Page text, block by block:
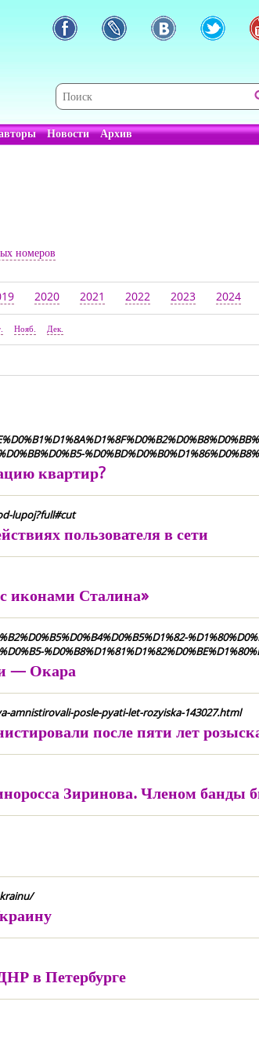
Новости Архив
номеров
2020 2021 2022 2023 2024
Нояб. Дек.
квартир?
lupoj?full#cut
пользователя в сети
Сталина»
— Окара
posle-pyati-let-rozyiska-143027.html
после пяти лет
Зиринова. Членом банды
в Петербурге